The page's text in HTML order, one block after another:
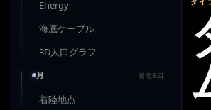
Energy
海底ケーブル
3D人口グラフ
月 着陸6回
着陸地点